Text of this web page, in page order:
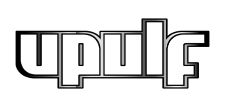
content